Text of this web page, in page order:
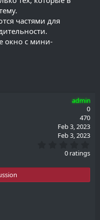
частями для
окно с мини-
admin
0
470
Feb 3, 2023
Feb 3, 2023
.
0
t
0 ratings